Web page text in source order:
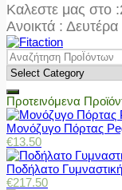
Καλεστε μας στο
Ανοικτά :
Προτεινόμενα
Μονόζυγο Πόρτας
€13.50
Ποδήλατο
€217.50